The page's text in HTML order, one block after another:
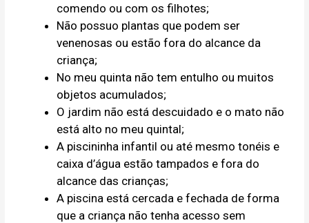
comendo ou com os filhotes;
Não possuo plantas que podem ser
venenosas ou estão fora do alcance da
criança;
No meu quinta não tem entulho ou muitos
objetos acumulados;
O jardim não está descuidado e o mato não
está alto no meu quintal;
A piscininha infantil ou até mesmo tonéis e
caixa d’água estão tampados e fora do
alcance das crianças;
A piscina está cercada e fechada de forma
que a criança não tenha acesso sem